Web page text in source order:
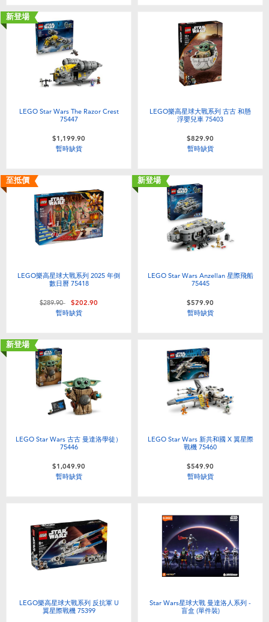
新登場
LEGO Star Wars The Razor Crest
75447
$1,199.90
暫時缺貨
LEGO樂高星球大戰系列 古古 和懸
浮嬰兒車 75403
$829.90
暫時缺貨
至抵價
LEGO樂高星球大戰系列 2025 年倒
數日曆 75418
價格從
$289.90至$202.90
暫時缺貨
新登場
LEGO Star Wars Anzellan 星際飛船
75445
$579.90
暫時缺貨
新登場
LEGO Star Wars 古古 曼達洛學徒）
75446
$1,049.90
暫時缺貨
LEGO Star Wars 新共和國 X 翼星際
戰機 75460
$549.90
暫時缺貨
LEGO樂高星球大戰系列 反抗軍 U
翼星際戰機 75399
Star Wars星球大戰 曼達洛人系列 -
盲盒 (單件裝)